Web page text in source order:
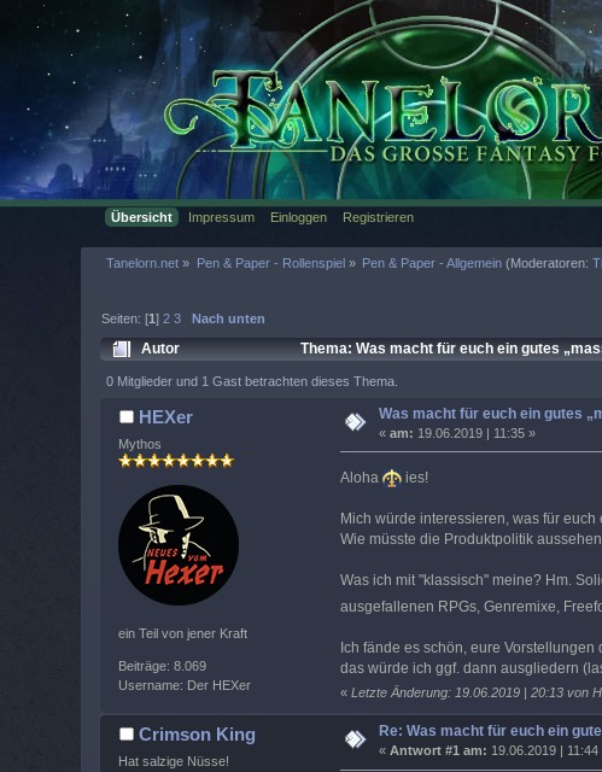
Übersicht Impressum Einloggen Registrieren
Tanelorn.net » Pen & Paper - Rollenspiel» Pen & Paper - Allgemein (Moderatoren:
Seiten: [1]2 3 Nach unten
Autor Thema: Was macht für euch ein gutes
0 Mitglieder und 1 Gast betrachten dieses Thema.
HEXer
Mythos
ein Teil von jener Kraft
Beiträge: 8.069
Username: Der HEXer
Was macht für euch ein gutes
«am: 19.06.2019 | 11:35 »
Aloha ies!
Mich würde interessieren, was für
Wie müsste die Produktpolitik
Was ich mit "klassisch" meine? Hm.
ausgefallenen RPGs, Genremixe,
Ich fände es schön, eure
das würde ich ggf. dann ausgliedern
« Letzte Änderung: 19.06.2019 | 20:13 von
Crimson King
Hat salzige Nüsse!
Re: Was macht für euch ein
«Antwort #1 am: 19.06.2019 | 11:44